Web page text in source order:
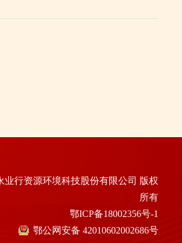
业行资源环境科技股份有限公司 版权
所有
鄂ICP备18002356号-1
鄂公网安备 42010602002686号